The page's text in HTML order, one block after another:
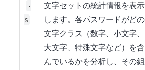
-
s
文字セットの統計情報を表示
します。各パスワードがどの
文字クラス（数字、小文字、
大文字、特殊文字など）を含
んでいるかを分析し、その組